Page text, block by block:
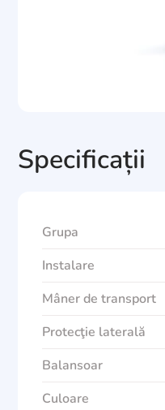
Specificații
Grupa
Instalare
Mâner de transport
Protecţie laterală
Balansoar
Culoare